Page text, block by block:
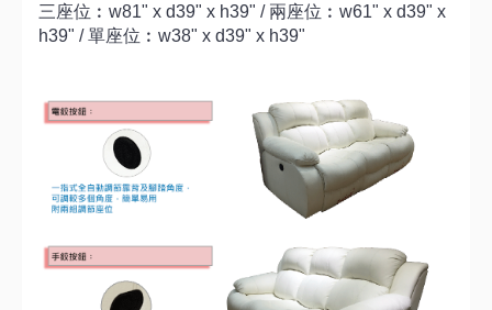
三座位︰w81" x d39" x h39" / 兩座位︰w61" x d39" x
h39" / 單座位︰w38" x d39" x h39"